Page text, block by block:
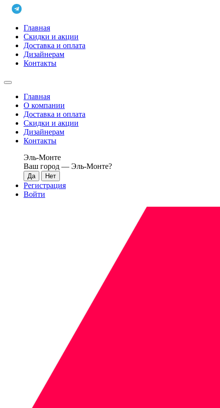
Главная
Скидки и акции
Доставка и оплата
Дизайнерам
Контакты
Главная
О компании
Доставка и оплата
Скидки и акции
Дизайнерам
Контакты
Эль-Монте
Ваш город — Эль-Монте?
Регистрация
Войти